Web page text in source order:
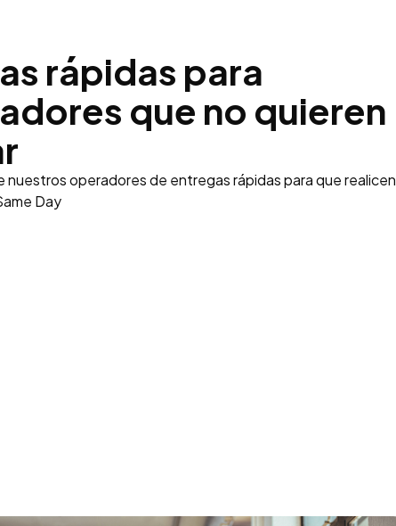
rápidas para
que no quieren
nuestros operadores de entregas rápidas para que realicen
Day